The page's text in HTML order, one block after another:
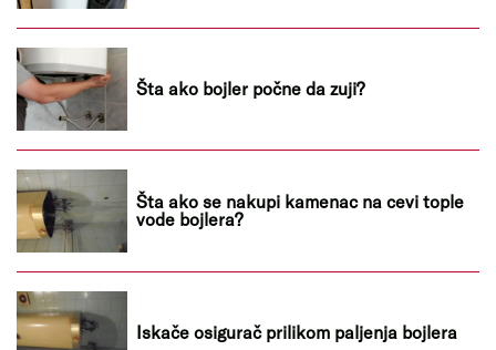
Šta ako bojler počne da zuji?
Šta ako se nakupi kamenac na cevi tople
vode bojlera?
Iskače osigurač prilikom paljenja bojlera